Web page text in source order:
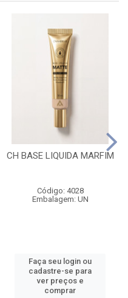
CH BASE LIQUIDA MARFIM
Código: 4028
Embalagem: UN
Faça seu login ou
cadastre-se para
ver preços e
comprar